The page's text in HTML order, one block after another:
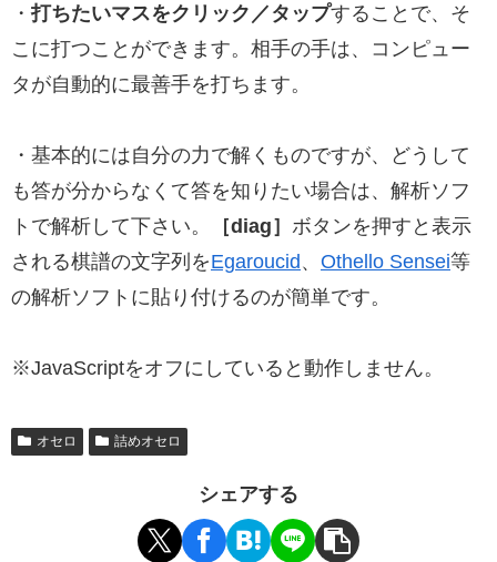
・打ちたいマスをクリック／タップすることで、そ
こに打つことができます。相手の手は、コンピュー
タが自動的に最善手を打ちます。
・基本的には自分の力で解くものですが、どうして
も答が分からなくて答を知りたい場合は、解析ソフ
トで解析して下さい。
［diag］ ボタンを押すと表示
される棋譜の文字列をEgaroucid、 Othello Sensei等
の解析ソフトに貼り付けるのが簡単です。
※JavaScriptをオフにしていると動作しません。
オセロ 詰めオセロ
シェアする